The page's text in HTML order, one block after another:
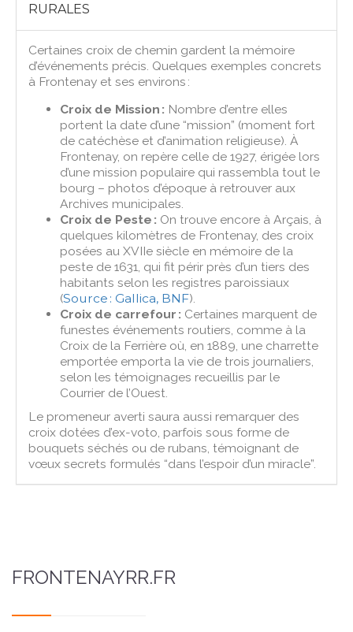
RURALES
Certaines croix de chemin gardent la mémoire
d’événements précis. Quelques exemples concrets
à Frontenay et ses environs :
Croix de Mission : Nombre d’entre elles
portent la date d’une “mission” (moment fort
de catéchèse et d’animation religieuse). À
Frontenay, on repère celle de 1927, érigée lors
d’une mission populaire qui rassembla tout le
bourg – photos d’époque à retrouver aux
Archives municipales.
Croix de Peste : On trouve encore à Arçais, à
quelques kilomètres de Frontenay, des croix
posées au XVIIe siècle en mémoire de la
peste de 1631, qui fit périr près d’un tiers des
habitants selon les registres paroissiaux
(Source : Gallica, BNF).
Croix de carrefour : Certaines marquent de
funestes événements routiers, comme à la
Croix de la Ferrière où, en 1889, une charrette
emportée emporta la vie de trois journaliers,
selon les témoignages recueillis par le
Courrier de l’Ouest.
Le promeneur averti saura aussi remarquer des
croix dotées d’ex-voto, parfois sous forme de
bouquets séchés ou de rubans, témoignant de
vœux secrets formulés “dans l’espoir d’un miracle”.
FRONTENAYRR.FR